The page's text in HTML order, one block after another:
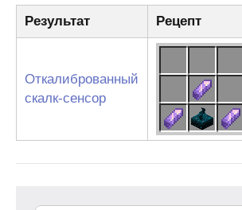
Результат Рецепт
Откалиброванный
скалк-сенсор